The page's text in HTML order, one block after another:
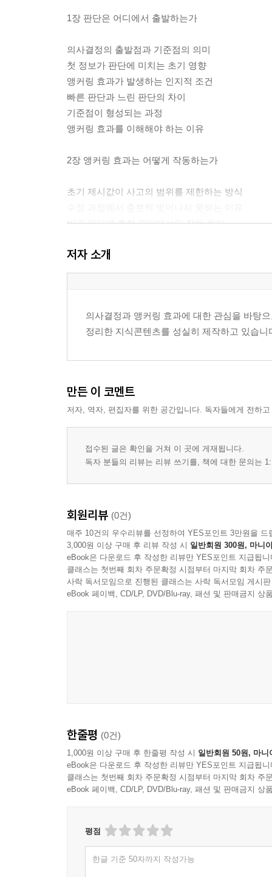
1장 판단은 어디에서 출발하는가
의사결정의 출발점과 기준점의 의미
첫 정보가 판단에 미치는 초기 영향
앵커링 효과가 발생하는 인지적 조건
빠른 판단과 느린 판단의 차이
기준점이 형성되는 과정
앵커링 효과를 이해해야 하는 이유
2장 앵커링 효과는 어떻게 작동하는가
초기 제시값이 사고의 범위를 제한하는 방식
비교 판단과 추정 판단에서의 작동 원리
명시적 앵커와 암묵적 앵커의 형성
판단 결과에 남는 기준점의 흔적
인지적 부담과 정보 처리의 한계
기억 속 정보와 현재 정보의 결합
판단 안정감을 추구하는 심리 구조
4장 숫자는 어떻게 판단을 움직이는가
가격과 확률 추정에서의 앵커 작용
범위 설정과 평균 인식의 변화
절대값보다 상대값이 더 큰 영향을 주는 경우
숫자가 사고의 기준선을 만드는 과정
5장 언어와 표현도 앵커가 될 수 있는가
6장 앵커링 효과는 어떤 판단 영역에서 나타나는가
가격 판단에서 나타나는 기준점의 영향
확률 추정에서 생기는 왜곡
위험 판단과 안전 판단의 차이
선택 비교와 우선순위 설정의 변화
미래 예측과 결과 기대의 왜곡
저자 소개
의사결정과 앵커링 효과에 대한 관심을 바탕
정리한 지식콘텐츠를 성실히 제작하고 있습니
만든 이 코멘트
저자, 역자, 편집자를 위한 공간입니다. 독자들에게 전하
접수된 글은 확인을 거쳐 이 곳에 게재됩니다.
독자 분들의 리뷰는 리뷰 쓰기를, 책에 대한 문의는
회원리뷰 (0건)
매주 10건의 우수리뷰를 선정하여 YES포인트 3만원을 드
3,000원 이상 구매 후 리뷰 작성 시 일반회원 300원, 마니
eBook은 다운로드 후 작성한 리뷰만 YES포인트 지급됩니
클래스는 첫번째 회차 주문확정 시점부터 마지막 회차 주
사락 독서모임으로 진행된 클래스는 사락 독서모임 게시
eBook 페이백, CD/LP, DVD/Blu-ray, 패션 및 판매금지 상
한줄평 (0건)
1,000원 이상 구매 후 한줄평 작성 시 일반회원 50원, 마니
eBook은 다운로드 후 작성한 리뷰만 YES포인트 지급됩니
클래스는 첫번째 회차 주문확정 시점부터 마지막 회차 주
eBook 페이백, CD/LP, DVD/Blu-ray, 패션 및 판매금지 상
평점
한글 기준 50자까지 작성가능